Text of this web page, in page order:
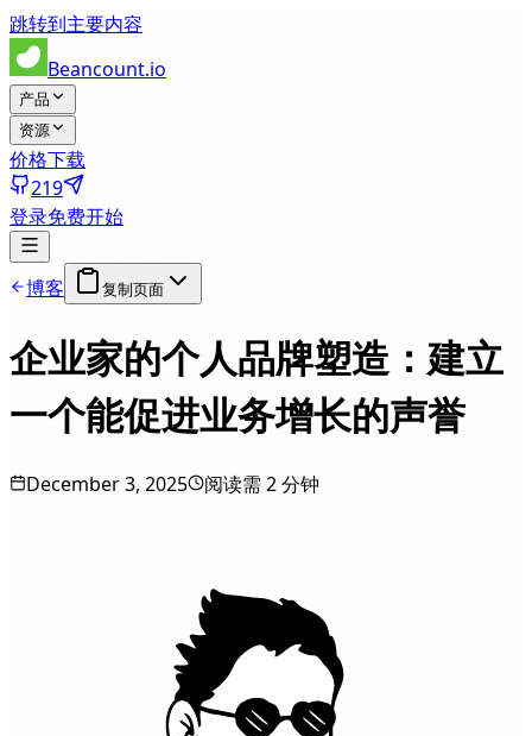
跳转到主要内容
Beancount.io
产品
资源
价格下载
219
登录免费开始
博客 复制页面
企业家的个人品牌塑造：建立
一个能促进业务增长的声誉
December 3, 2025 阅读需 2 分钟